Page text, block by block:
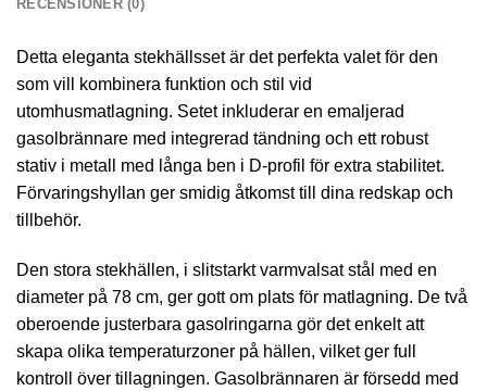
RECENSIONER (0)
Detta eleganta stekhällsset är det perfekta valet för den
som vill kombinera funktion och stil vid
utomhusmatlagning. Setet inkluderar en emaljerad
gasolbrännare med integrerad tändning och ett robust
stativ i metall med långa ben i D-profil för extra stabilitet.
Förvaringshyllan ger smidig åtkomst till dina redskap och
tillbehör.
Den stora stekhällen, i slitstarkt varmvalsat stål med en
diameter på 78 cm, ger gott om plats för matlagning. De två
oberoende justerbara gasolringarna gör det enkelt att
skapa olika temperaturzoner på hällen, vilket ger full
kontroll över tillagningen. Gasolbrännaren är försedd med